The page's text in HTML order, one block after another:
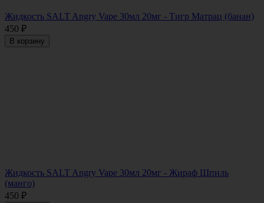
Жидкость SALT Angry Vape 30мл 20мг - Тигр Матрац (банан)
450 ₽
В корзину
Жидкость SALT Angry Vape 30мл 20мг - Жираф Шпиль
(манго)
450 ₽